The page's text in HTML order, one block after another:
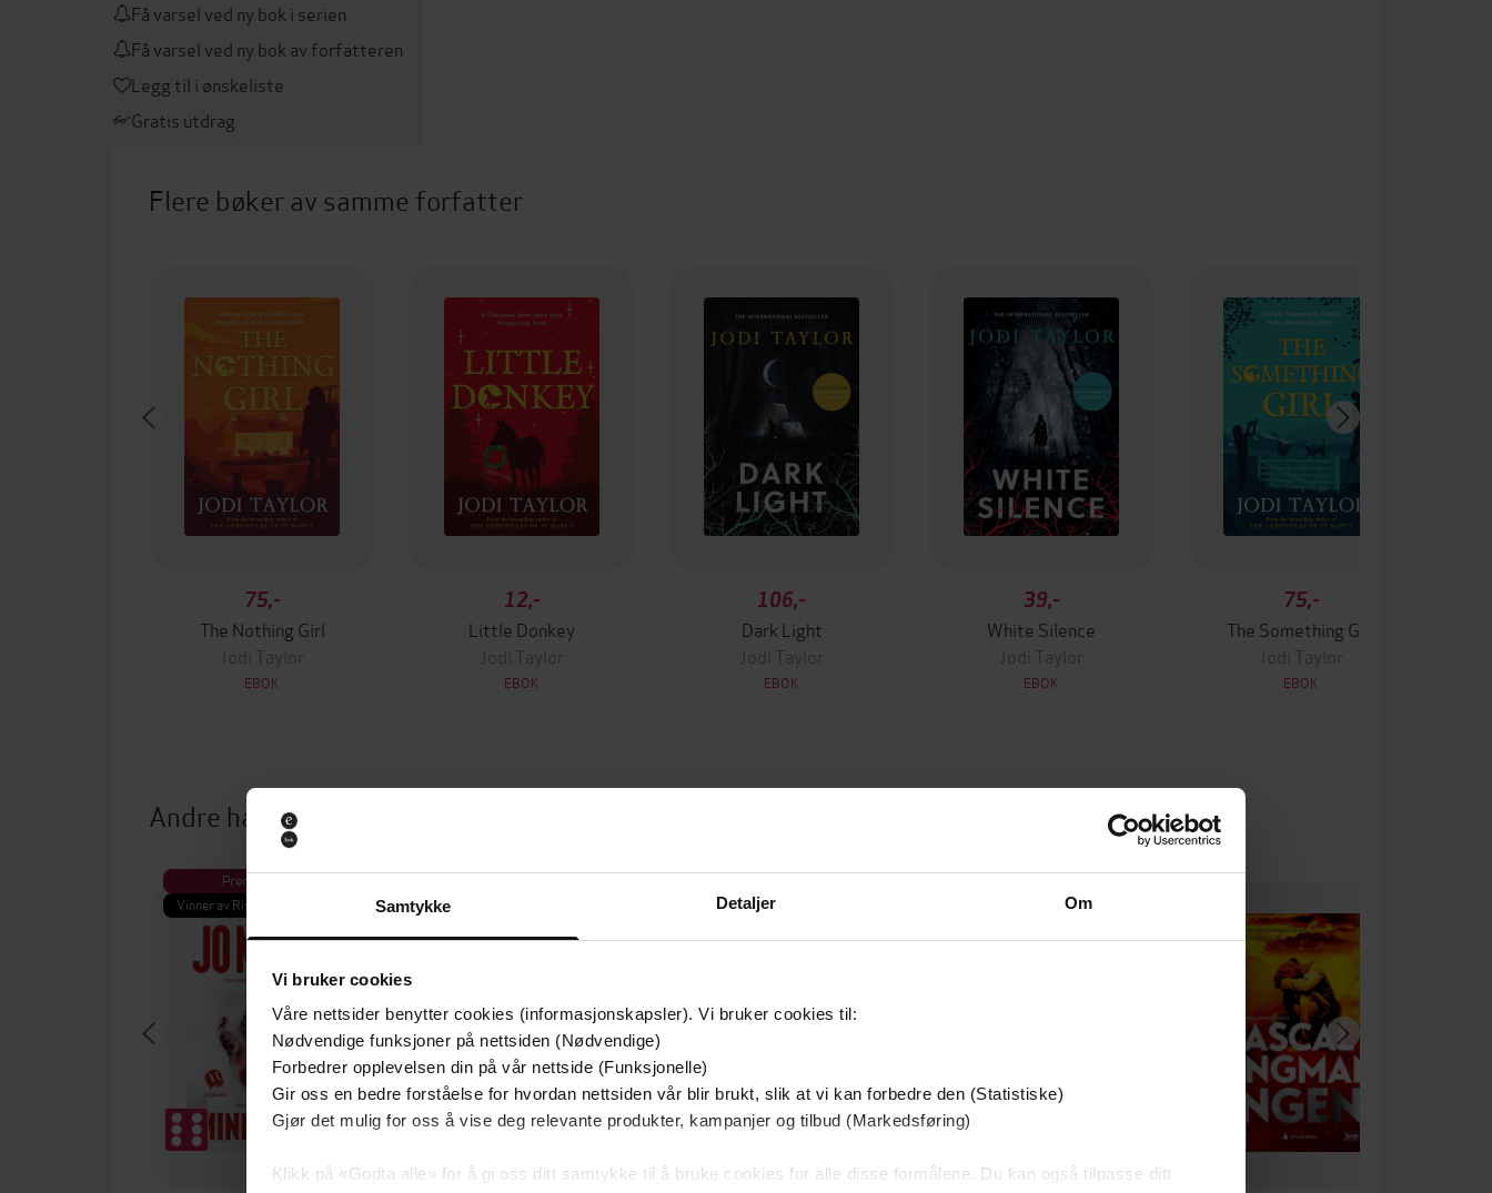
Samtykke Detaljer Om
Vi bruker cookies
Våre nettsider benytter cookies (informasjonskapsler). Vi bruker cookies til:
Nødvendige funksjoner på nettsiden (Nødvendige)
Forbedrer opplevelsen din på vår nettside (Funksjonelle)
Gir oss en bedre forståelse for hvordan nettsiden vår blir brukt, slik at vi kan forbedre den (Statistiske)
Gjør det mulig for oss å vise deg relevante produkter, kampanjer og tilbud (Markedsføring)
Klikk på «Godta alle» for å gi oss ditt samtykke til å bruke cookies for alle disse formålene. Du kan også tilpasse ditt
Få varsel ved ny bok i serien
Få varsel ved ny bok av forfatteren
Legg til i ønskeliste
Gratis utdrag
Flere bøker av samme forfatter
75,-
The Nothing Girl
Jodi Taylor
EBOK
12,-
Little Donkey
Jodi Taylor
EBOK
106,-
Dark Light
Jodi Taylor
EBOK
39,-
White Silence
Jodi Taylor
EBOK
75,-
The Something Girl
Jodi Taylor
EBOK
Andre har også kjøpt
Premium
Vinner av Rivertonprisen
Premium
Første gang på tilbud
Premium